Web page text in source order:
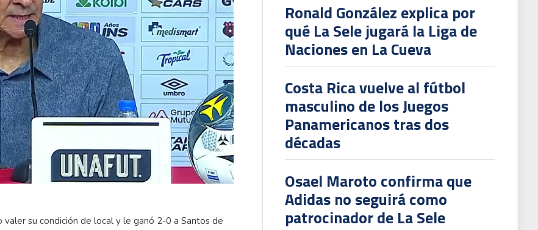
Ronald González explica por
qué La Sele jugará la Liga de
Naciones en La Cueva
Costa Rica vuelve al fútbol
masculino de los Juegos
Panamericanos tras dos
décadas
Osael Maroto confirma que
Adidas no seguirá como
patrocinador de La Sele
su condición de local y le ganó 2-0 a Santos de